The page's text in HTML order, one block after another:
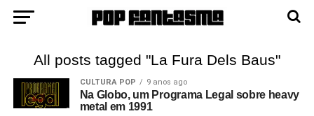
All posts tagged "La Fura Dels Baus"
CULTURA POP 9 anos ago
Na Globo, um Programa Legal sobre heavy
metal em 1991